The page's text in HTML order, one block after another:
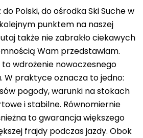
Polski, do ośrodka Ski Suche w
punktem na naszej
także nie zabrakło ciekawych
Wam przedstawiam.
towdrożenie nowoczesnego
. W praktyce oznacza to jedno:
pogody, warunki na stokach
i stabilne. Równomiernie
to gwarancja większego
frajdy podczas jazdy. Obok